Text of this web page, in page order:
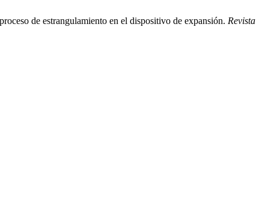
de estrangulamiento en el dispositivo de expansión. Revista